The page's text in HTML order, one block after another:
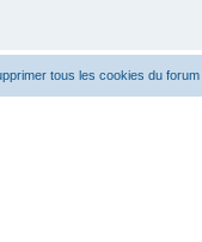
tous les cookies du forum